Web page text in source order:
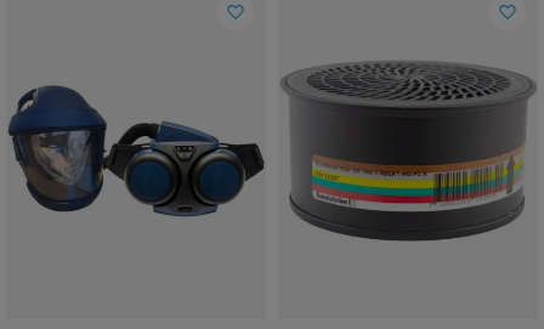
favorite_border favorite_border